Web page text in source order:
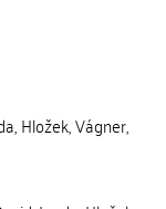
Hložek, Vágner,